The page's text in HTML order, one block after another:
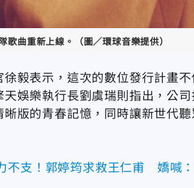
歌曲重新上線。（圖／環球音樂提供）
毅表示，這次的數位發行計畫
娛樂執行長劉虞瑞則指出，公
版的青春記憶，同時讓新世代
不支！郭婷筠求救王仁甫 嬌喊：